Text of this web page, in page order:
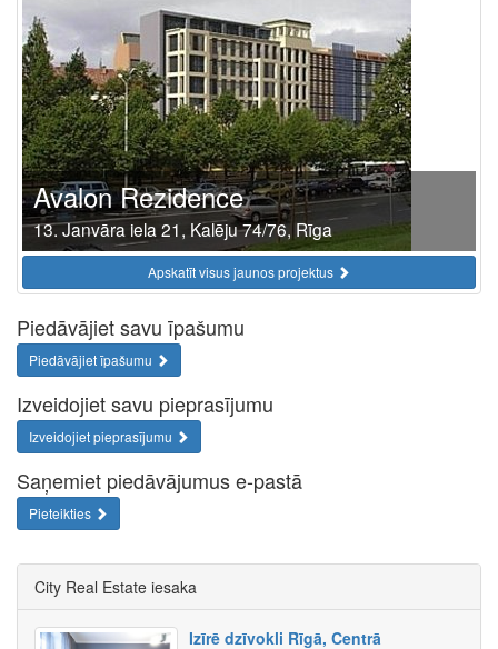
Avalon Rezidence
13. Janvāra iela 21, Kalēju 74/76, Rīga
Apskatīt visus jaunos projektus
Piedāvājiet savu īpašumu
Piedāvājiet īpašumu
Izveidojiet savu pieprasījumu
Izveidojiet pieprasījumu
Saņemiet piedāvājumus e-pastā
Pieteikties
City Real Estate iesaka
Izīrē dzīvokli Rīgā, Centrā